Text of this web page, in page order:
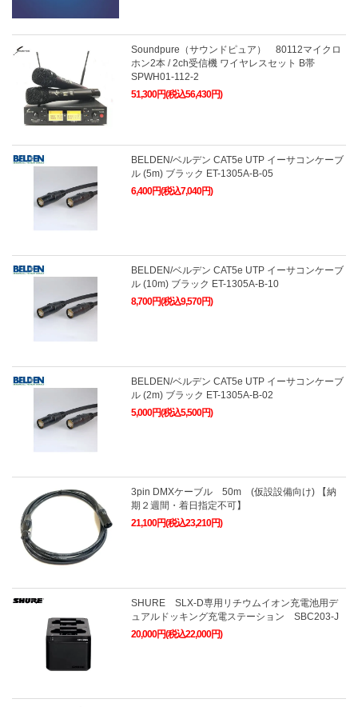
Soundpure（サウンドピュア） 80112マイクロ
ホン2本 / 2ch受信機 ワイヤレスセット B帯
SPWH01-112-2
51,300円(税込56,430円)
BELDEN/ベルデン CAT5e UTP イーサコンケーブ
ル (5m) ブラック ET-1305A-B-05
6,400円(税込7,040円)
BELDEN/ベルデン CAT5e UTP イーサコンケーブ
ル (10m) ブラック ET-1305A-B-10
8,700円(税込9,570円)
BELDEN/ベルデン CAT5e UTP イーサコンケーブ
ル (2m) ブラック ET-1305A-B-02
5,000円(税込5,500円)
3pin DMXケーブル 50m (仮設設備向け) 【納
期２週間・着日指定不可】
21,100円(税込23,210円)
SHURE SLX-D専用リチウムイオン充電池用デ
ュアルドッキング充電ステーション SBC203-J
20,000円(税込22,000円)